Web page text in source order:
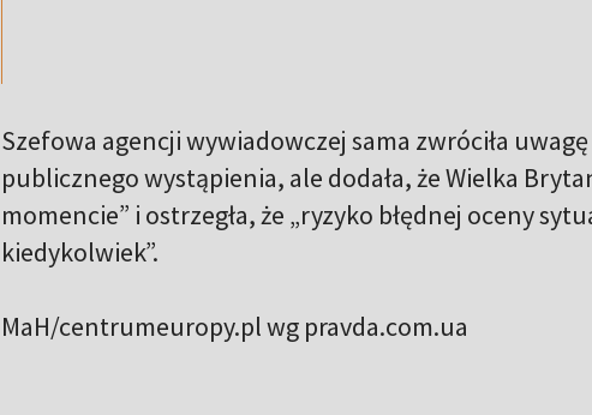
Szefowa agencji wywiadowczej sama zwróciła
publicznego wystąpienia, ale dodała, że ​​Wielka
momencie” i ostrzegła, że ​​„ryzyko błędnej oceny
kiedykolwiek”.
MaH/centrumeuropy.pl wg pravda.com.ua